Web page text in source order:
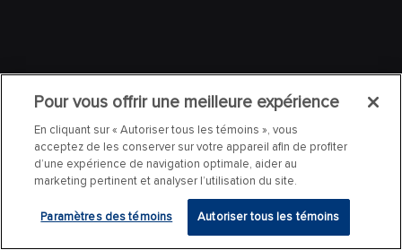
Pour vous offrir une meilleure expérience
En cliquant sur « Autoriser tous les témoins », vous
acceptez de les conserver sur votre appareil afin de profiter
d’une expérience de navigation optimale, aider au
marketing pertinent et analyser l’utilisation du site.
Paramètres des témoins Autoriser tous les témoins